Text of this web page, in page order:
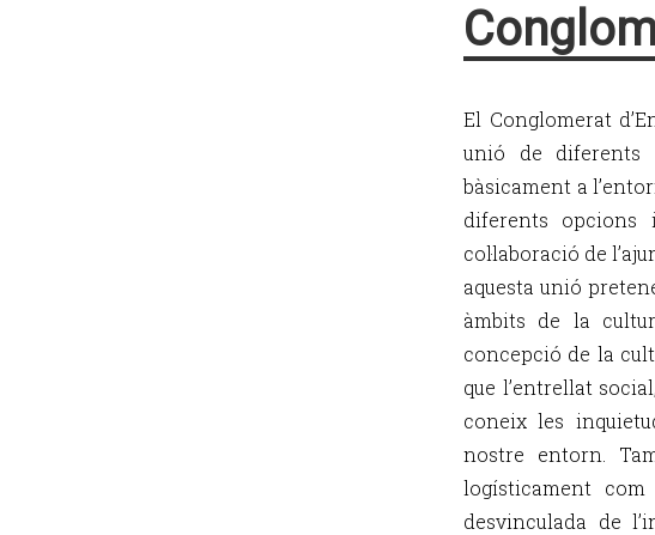
El Conglomerat
unió de diferents
bàsicament a
diferents opcions
col·laboració de
aquesta unió
àmbits de la
concepció de la
que l’entrellat
coneix les
nostre entorn.
logísticament
desvinculada de